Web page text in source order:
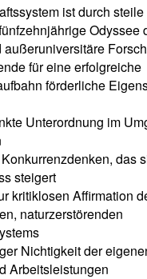
ist durch
Odyssee
außeruniversitäre
für eine erfolgreiche
förderliche
Unterordnung im
das
steigert
kritiklosen Affirmation
naturzerstörenden
Nichtigkeit der
Arbeitsleistungen